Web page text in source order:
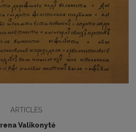
ARTICLES
Irena Valikonytė